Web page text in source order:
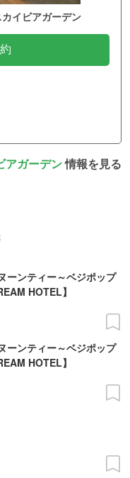
イビアガーデン
アガーデン情報を見る
ーンティー～ベジポップ
HOTEL】
ーンティー～ベジポップ
HOTEL】